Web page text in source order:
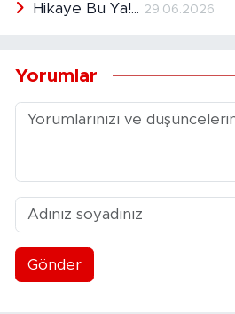
Hikaye Bu Ya!... 29.06.2026
Yorumlar
Gönder